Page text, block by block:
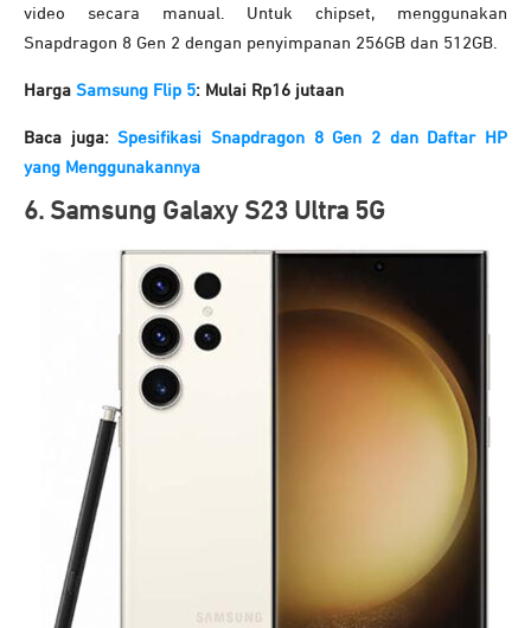
video secara manual. Untuk chipset, menggunakan
Snapdragon 8 Gen 2 dengan penyimpanan 256GB dan 512GB.
Harga Samsung Flip 5: Mulai Rp16 jutaan
Baca juga:Spesifikasi Snapdragon 8 Gen 2 dan Daftar HP
yang Menggunakannya
6. Samsung Galaxy S23 Ultra 5G